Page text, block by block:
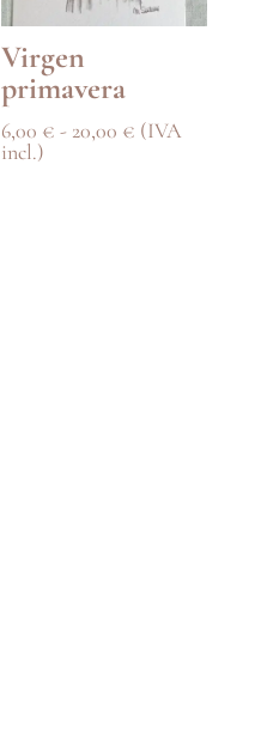
Virgen
primavera
6,00 € - 20,00 € Rango
(IVA
incl.)